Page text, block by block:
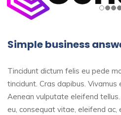
Simple business
Tincidunt dictum felis eu pede
tincidunt. Cras dapibus. Vivamus
Aenean vulputate eleifend
eu, consequat vitae, eleifend ac,